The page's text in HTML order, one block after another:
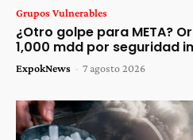
Grupos Vulnerables
¿Otro golpe para META?
1,000 mdd por seguridad
ExpokNews - 7 agosto 2026